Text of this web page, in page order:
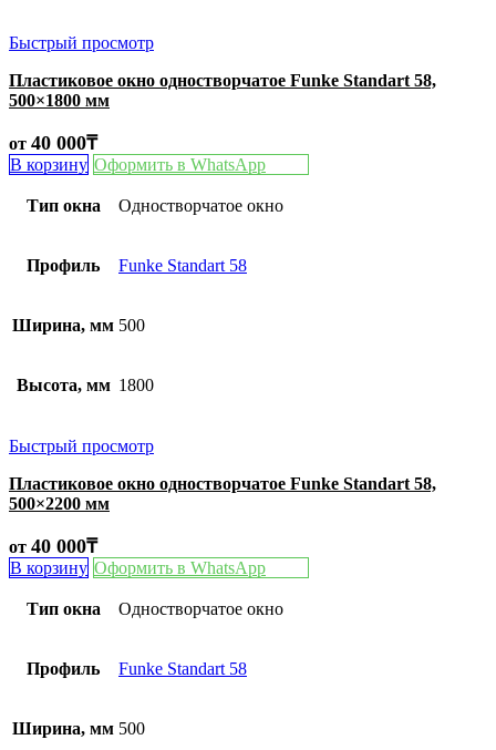
Быстрый просмотр
Пластиковое окно одностворчатое Funke Standart 58,
500×1800 мм
от 40 000₸
В корзину Оформить в WhatsApp
Тип окна Одностворчатое окно
Профиль Funke Standart 58
Ширина, мм 500
Высота, мм 1800
Быстрый просмотр
Пластиковое окно одностворчатое Funke Standart 58,
500×2200 мм
от 40 000₸
В корзину Оформить в WhatsApp
Тип окна Одностворчатое окно
Профиль Funke Standart 58
Ширина, мм 500